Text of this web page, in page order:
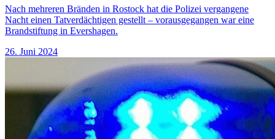
Nach mehreren Bränden in Rostock hat die Polizei vergangene
Nacht einen Tatverdächtigen gestellt – vorausgegangen war eine
Brandstiftung in Evershagen.
26. Juni 2024